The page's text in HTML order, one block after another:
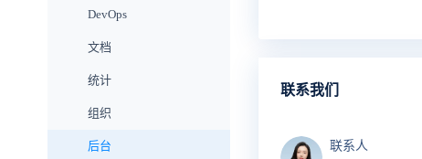
DevOps
文档
统计
组织
后台
联系我们
联系人